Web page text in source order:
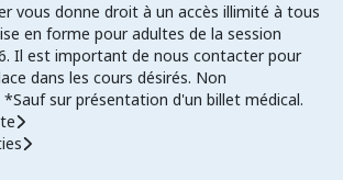
vous donne droit à un accès illimité à tous
en forme pour adultes de la session
Il est important de nous contacter pour
dans les cours désirés. Non
sur présentation d'un billet médical.